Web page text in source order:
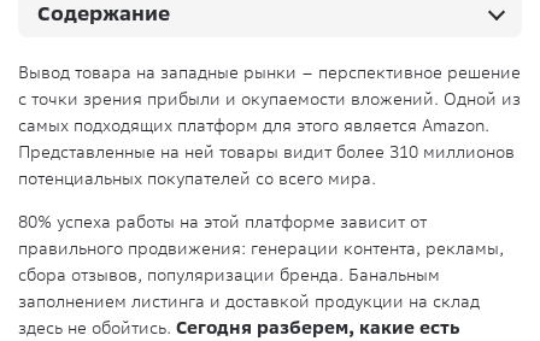
Вывод товара на западные рынки – перспективное решение
с точки зрения прибыли и окупаемости вложений. Одной из
самых подходящих платформ для этого является Amazon.
Представленные на ней товары видит более 310 миллионов
потенциальных покупателей со всего мира.
80% успеха работы на этой платформе зависит от
правильного продвижения: генерации контента, рекламы,
сбора отзывов, популяризации бренда. Банальным
заполнением листинга и доставкой продукции на склад
здесь не обойтись. Сегодня разберем, какие есть
Содержание